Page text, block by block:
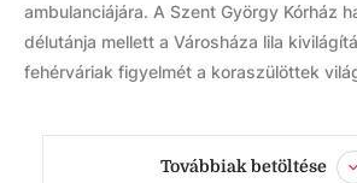
ambulanciájára. A Szent György Kórház
délutánja mellett a Városháza lila
fehérváriak figyelmét a koraszülöttek
Továbbiak betöltése